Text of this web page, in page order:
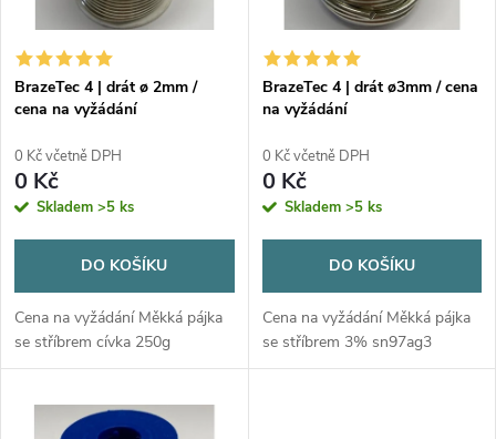
í
p
r
o
u
k
s
p
r
o
d
u
k
BrazeTec 4 | drát ø 2mm /
cena na vyžádání
0 Kč včetně DPH
0 Kč
Skladem >5 ks
DO KOŠÍKU
Cena na vyžádání Měkká pájka
se stříbrem cívka 250g
BrazeTec 4 | drát ø3mm / cena
na vyžádání
0 Kč včetně DPH
0 Kč
Skladem >5 ks
DO KOŠÍKU
Cena na vyžádání Měkká pájka
se stříbrem 3% sn97ag3